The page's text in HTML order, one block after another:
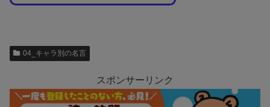
04_キャラ別の名言
スポンサーリンク